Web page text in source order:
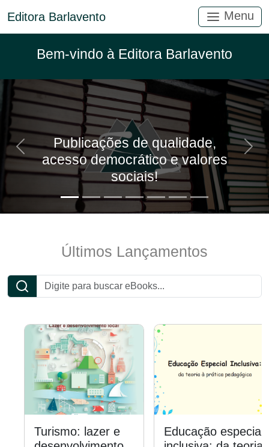
Editora Barlavento Menu
Bem-vindo à Editora Barlavento
Publicações de qualidade,
acesso democrático e valores
sociais!
Anterior
Últimos Lançamentos
Turismo: lazer e
Educação especial